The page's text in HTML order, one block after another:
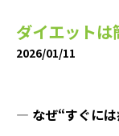
ダイエットは
2026/01/11
― なぜ“すぐに